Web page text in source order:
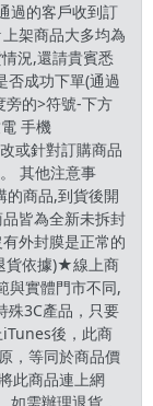
過的客戶收到訂
架商品大多均為
況,還請貴賓悉
否成功下單(通過
的>符號-下方
手機
或針對訂購商品
其他注意事
商品,到貨後開
皆為全新未拆封
外封膜是正常的
貨依據)★線上商
與實體門市不同,
殊3C產品，只要
後，此商
，等同於商品價
此商品連上網